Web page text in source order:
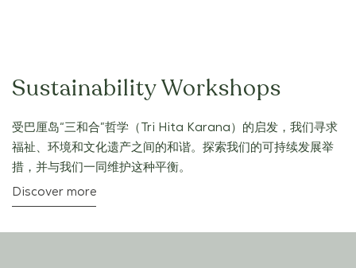
Sustainability Workshops
受巴厘岛“三和合”哲学（Tri Hita Karana）的启发，我们寻求
福祉、环境和文化遗产之间的和谐。探索我们的可持续发展举
措，并与我们一同维护这种平衡。
Discover more